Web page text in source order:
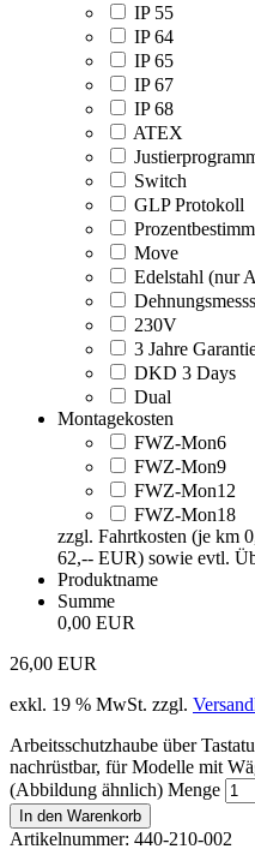
IP 55
IP 64
IP 65
IP 67
IP 68
ATEX
Switch
GLP Protokoll
Move
Edelstahl (nur
230V
3 Jahre
DKD 3 Days
Dual
Montagekosten
FWZ-Mon6
FWZ-Mon9
FWZ-Mon12
FWZ-Mon18
zzgl. Fahrtkosten (je km
62,-- EUR) sowie evtl.
Produktname
Summe
0,00 EUR
26,00 EUR
exkl. 19 % MwSt. zzgl.
Arbeitsschutzhaube über
nachrüstbar, für Modelle mit
(Abbildung ähnlich) Menge
In den Warenkorb
Artikelnummer: 440-210-002